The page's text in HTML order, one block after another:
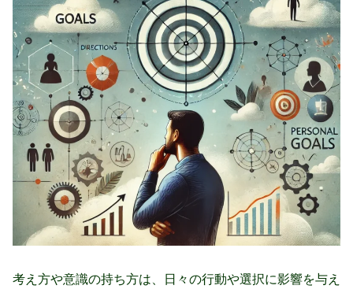
考え方や意識の持ち方は、日々の行動や選択に影響を与え